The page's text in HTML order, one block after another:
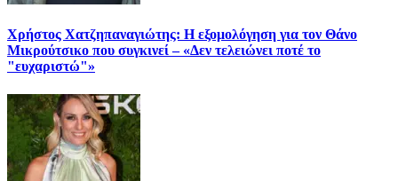
Χρήστος Χατζηπαναγιώτης: Η εξομολόγηση για τον Θάνο
Μικρούτσικο που συγκινεί – «Δεν τελειώνει ποτέ το
"ευχαριστώ"»